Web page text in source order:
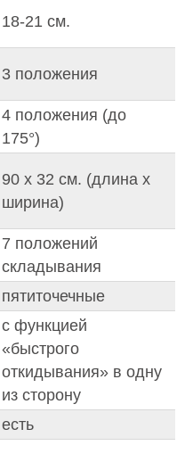
18-21 см.
3 положения
4 положения (до
175°)
90 х 32 см. (длина x
ширина)
7 положений
складывания
пятиточечные
с функцией
«быстрого
откидывания» в одну
из сторону
есть